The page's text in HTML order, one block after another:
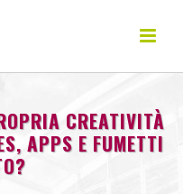
CREATIVITÀ
APPS E FUMETTI